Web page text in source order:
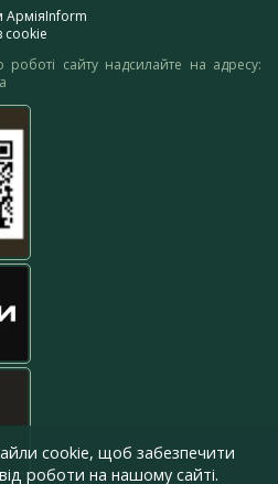
АрміяInform
cookie
роботі сайту надсилайте на адресу:
cookie, щоб забезпечити
роботи на нашому сайті.